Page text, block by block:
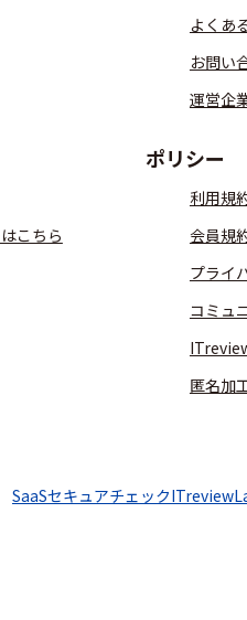
こちら
よくあ
お問い
運営企
ポリシー
利用規
会員規
プライ
コミュ
匿名加
SaaSセキュアチェック